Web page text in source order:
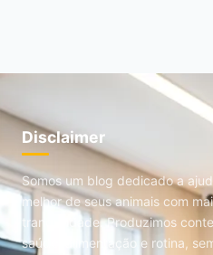
Disclaimer
Somos um blog dedicado a
melhor de seus animais com
tranquilidade. Produzimos
saúde, alimentação e rotina,